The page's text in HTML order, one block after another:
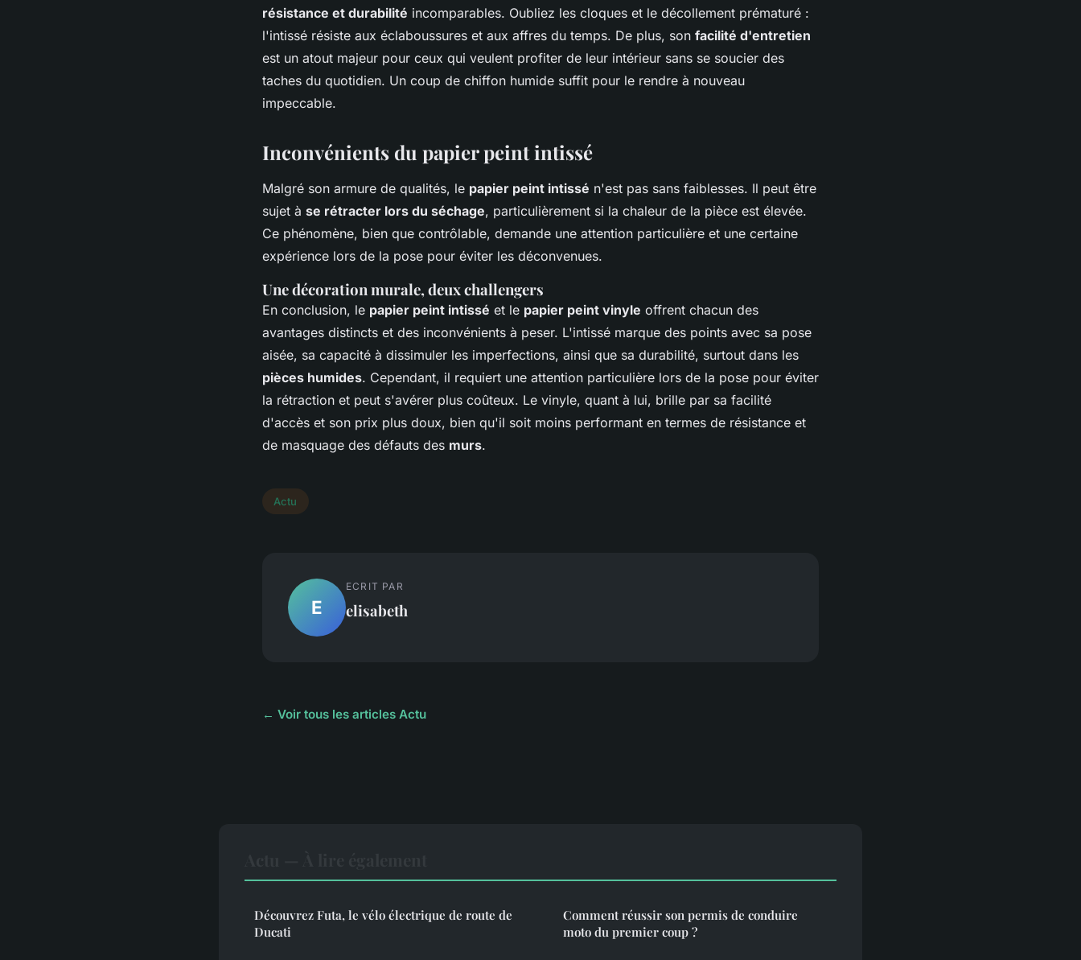
résistance et durabilité incomparables. Oubliez les cloques et le décollement prématuré :
l'intissé résiste aux éclaboussures et aux affres du temps. De plus, son facilité d'entretien
est un atout majeur pour ceux qui veulent profiter de leur intérieur sans se soucier des
taches du quotidien. Un coup de chiffon humide suffit pour le rendre à nouveau
impeccable.
Inconvénients du papier peint intissé
Malgré son armure de qualités, le papier peint intissé n'est pas sans faiblesses. Il peut être
sujet à se rétracter lors du séchage, particulièrement si la chaleur de la pièce est élevée.
Ce phénomène, bien que contrôlable, demande une attention particulière et une certaine
expérience lors de la pose pour éviter les déconvenues.
Une décoration murale, deux challengers
En conclusion, le papier peint intissé et le papier peint vinyle offrent chacun des
avantages distincts et des inconvénients à peser. L'intissé marque des points avec sa pose
aisée, sa capacité à dissimuler les imperfections, ainsi que sa durabilité, surtout dans les
pièces humides. Cependant, il requiert une attention particulière lors de la pose pour éviter
la rétraction et peut s'avérer plus coûteux. Le vinyle, quant à lui, brille par sa facilité
d'accès et son prix plus doux, bien qu'il soit moins performant en termes de résistance et
de masquage des défauts des murs.
Actu
E
ECRIT PAR
elisabeth
← Voir tous les articles Actu
Découvrez Futa, le vélo électrique de route de
Ducati
Comment réussir son permis de conduire
moto du premier coup ?